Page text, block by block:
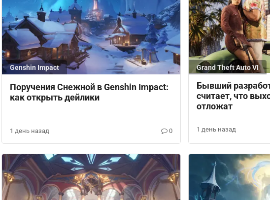
Genshin Impact
Поручения Снежной в Genshin Impact:
как открыть дейлики
1 день назад 0
Grand Theft Auto VI
Бывший
считает, что
отложат
1 день назад